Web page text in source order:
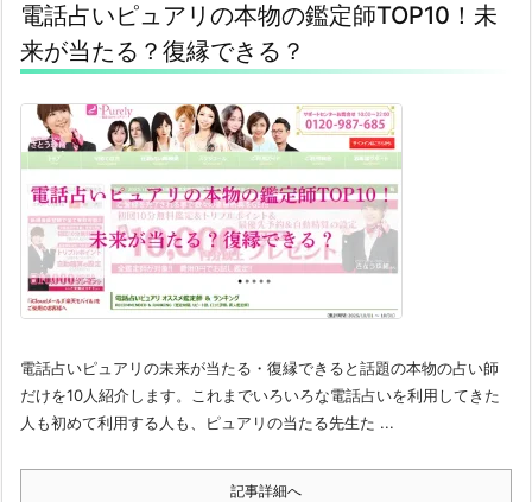
電話占いピュアリの本物の鑑定師TOP10！未
来が当たる？復縁できる？
電話占いピュアリの未来が当たる・復縁できると話題の本物の占い師
だけを10人紹介します。これまでいろいろな電話占いを利用してきた
人も初めて利用する人も、ピュアリの当たる先生た ...
記事詳細へ